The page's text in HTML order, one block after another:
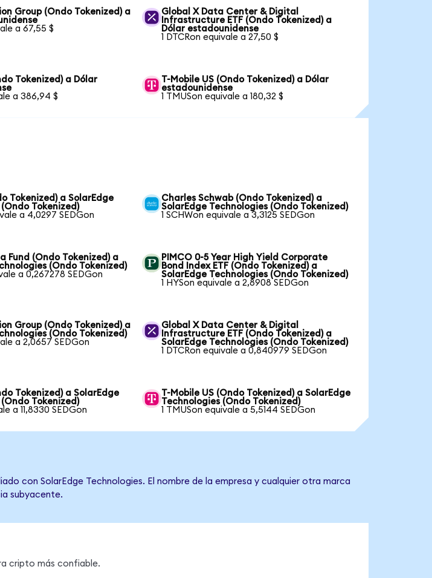
Group (Ondo Tokenized) a
a 67,55 $
Global X Data Center & Digital
Infrastructure ETF (Ondo Tokenized) a
Dólar estadounidense
1 DTCRon equivale a 27,50 $
Tokenized) a Dólar
a 386,94 $
T-Mobile US (Ondo Tokenized) a Dólar
estadounidense
1 TMUSon equivale a 180,32 $
Tokenized) a SolarEdge
Tokenized)
a 4,0297 SEDGon
Charles Schwab (Ondo Tokenized) a
SolarEdge Technologies (Ondo Tokenized)
1 SCHWon equivale a 3,3125 SEDGon
Fund (Ondo Tokenized) a
(Ondo Tokenized)
a 0,267278 SEDGon
PIMCO 0-5 Year High Yield Corporate
Bond Index ETF (Ondo Tokenized) a
SolarEdge Technologies (Ondo Tokenized)
1 HYSon equivale a 2,8908 SEDGon
Group (Ondo Tokenized) a
(Ondo Tokenized)
a 2,0657 SEDGon
Global X Data Center & Digital
Infrastructure ETF (Ondo Tokenized) a
SolarEdge Technologies (Ondo Tokenized)
1 DTCRon equivale a 0,840979 SEDGon
Tokenized) a SolarEdge
Tokenized)
a 11,8330 SEDGon
T-Mobile US (Ondo Tokenized) a SolarEdge
Technologies (Ondo Tokenized)
1 TMUSon equivale a 5,5144 SEDGon
con SolarEdge Technologies. El nombre de la empresa y cualquier otra marca
subyacente.
cripto más confiable.